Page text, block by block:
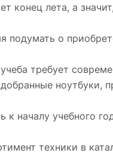
конец лета, а
подумать о
требует
ноутбуки,
к началу учебного
техники в